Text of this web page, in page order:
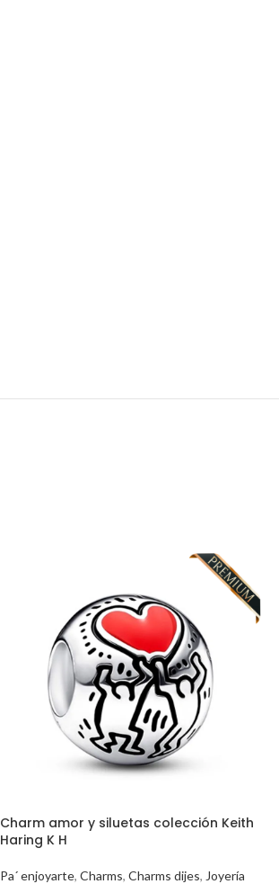
Charm amor y siluetas colección Keith
Haring K H
Pa´ enjoyarte, Charms, Charms dijes, Joyería